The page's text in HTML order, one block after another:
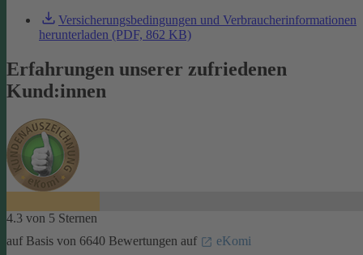
Versicherungsbedingungen und Verbraucherinformationen
herunterladen (PDF, 862 KB)
Erfahrungen unserer zufriedenen
Kund:innen
4.3 von 5 Sternen
auf Basis von 6640 Bewertungen auf
eKomi